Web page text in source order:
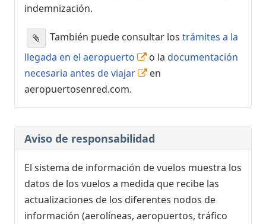
indemnización.
También puede consultar los trámites a la
llegada en el aeropuerto
o la documentación
necesaria antes de viajar
en
aeropuertosenred.com.
Aviso de responsabilidad
El sistema de información de vuelos muestra los
datos de los vuelos a medida que recibe las
actualizaciones de los diferentes nodos de
información (aerolíneas, aeropuertos, tráfico